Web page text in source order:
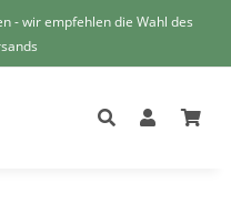
- wir empfehlen die Wahl des